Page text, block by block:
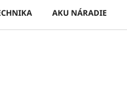
AKU NÁRADIE